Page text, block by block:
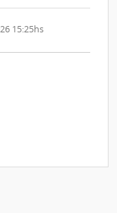
15:25hs